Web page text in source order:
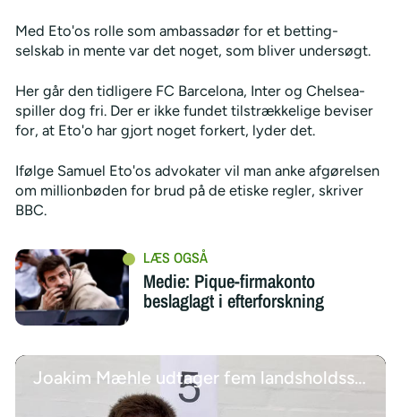
Med Eto'os rolle som ambassadør for et betting-
selskab in mente var det noget, som bliver undersøgt.
Her går den tidligere FC Barcelona, Inter og Chelsea-
spiller dog fri. Der er ikke fundet tilstrækkelige beviser
for, at Eto'o har gjort noget forkert, lyder det.
Ifølge Samuel Eto'os advokater vil man anke afgørelsen
om millionbøden for brud på de etiske regler, skriver
BBC.
Medie: Pique-firmakonto
beslaglagt i efterforskning
Joakim Mæhle udtager fem landsholdsspillere til Counter Strike